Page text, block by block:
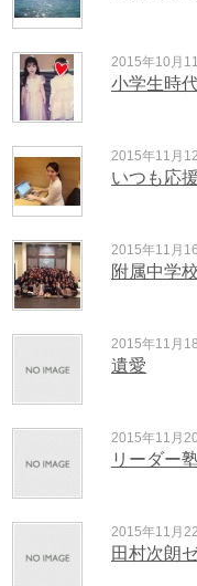
小学生時
2015年10月
いつも応
2015年11月
附属中学校
2015年11月
遺愛
2015年11月
リーダー
2015年11月
田村次朗
2015年11月